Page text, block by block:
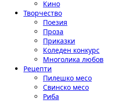
Кино
Творчество
Поезия
Проза
Приказки
Коледен конкурс
Многолика любов
Рецепти
Пилешко месо
Свинско месо
Риба